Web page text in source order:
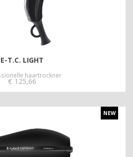
E-T.C. LIGHT
haartrockner
€ 125,66
NEW